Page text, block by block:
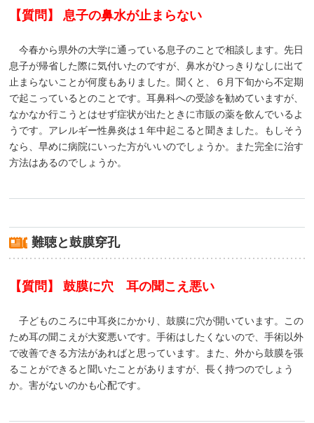
【質問】 息子の鼻水が止まらない
今春から県外の大学に通っている息子のことで相談します。先日
息子が帰省した際に気付いたのですが、鼻水がひっきりなしに出て
止まらないことが何度もありました。聞くと、６月下旬から不定期
で起こっているとのことです。耳鼻科への受診を勧めていますが、
なかなか行こうとはせず症状が出たときに市販の薬を飲んでいるよ
うです。アレルギー性鼻炎は１年中起こると聞きました。もしそう
なら、早めに病院にいった方がいいのでしょうか。また完全に治す
方法はあるのでしょうか。
難聴と鼓膜穿孔
【質問】 鼓膜に穴 耳の聞こえ悪い
子どものころに中耳炎にかかり、鼓膜に穴が開いています。この
ため耳の聞こえが大変悪いです。手術はしたくないので、手術以外
で改善できる方法があればと思っています。また、外から鼓膜を張
ることができると聞いたことがありますが、長く持つのでしょう
か。害がないのかも心配です。